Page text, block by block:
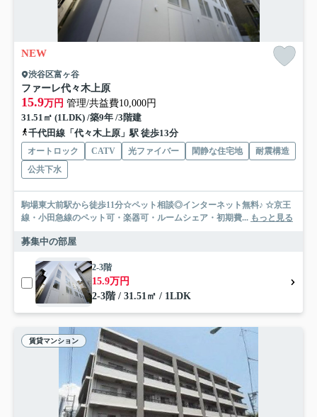
NEW
渋谷区富ヶ谷
ファーレ代々木上原
15.9万円 管理/共益費10,000円
31.51㎡ (1LDK) /築9年 /3階建
千代田線「代々木上原」駅 徒歩13分
オートロック CATV 光ファイバー 閑静な住宅地
耐震構造
公共下水
駒場東大前駅から徒歩11分☆ペット相談◎インターネット無料♪ ☆京王
線・小田急線のペット可・楽器可・ルームシェア・初期費... もっと見る
募集中の部屋
2-3階
15.9万円
2-3階 / 31.51㎡ / 1LDK
賃貸マンション